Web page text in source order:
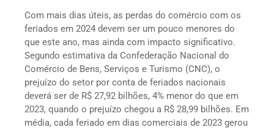
Com mais dias úteis, as perdas do comércio com os
feriados em 2024 devem ser um pouco menores do
que este ano, mas ainda com impacto significativo.
Segundo estimativa da Confederação Nacional do
Comércio de Bens, Serviços e Turismo (CNC), o
prejuízo do setor por conta de feriados nacionais
deverá ser de R$ 27,92 bilhões, 4% menor do que em
2023, quando o prejuízo chegou a R$ 28,99 bilhões. Em
média, cada feriado em dias comerciais de 2023 gerou